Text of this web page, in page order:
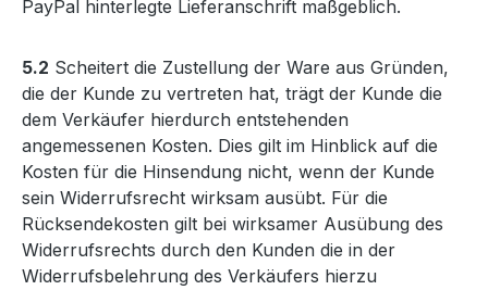
PayPal hinterlegte Lieferanschrift maßgeblich.
5.2 Scheitert die Zustellung der Ware aus Gründen,
die der Kunde zu vertreten hat, trägt der Kunde die
dem Verkäufer hierdurch entstehenden
angemessenen Kosten. Dies gilt im Hinblick auf die
Kosten für die Hinsendung nicht, wenn der Kunde
sein Widerrufsrecht wirksam ausübt. Für die
Rücksendekosten gilt bei wirksamer Ausübung des
Widerrufsrechts durch den Kunden die in der
Widerrufsbelehrung des Verkäufers hierzu